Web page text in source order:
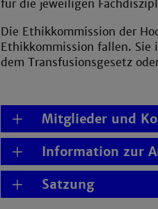
für die jeweiligen
Die Ethikkommission der
Ethikkommission fallen.
dem Transfusionsgesetz
Mitglieder und
Information zur
Satzung